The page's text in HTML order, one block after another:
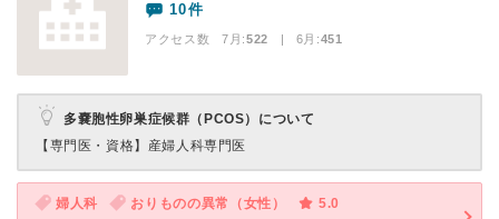
10件
アクセス数 7月:522 | 6月:451
多嚢胞性卵巣症候群（PCOS）について
【専門医・資格】 産婦人科専門医
婦人科 おりものの異常（女性）
5.0